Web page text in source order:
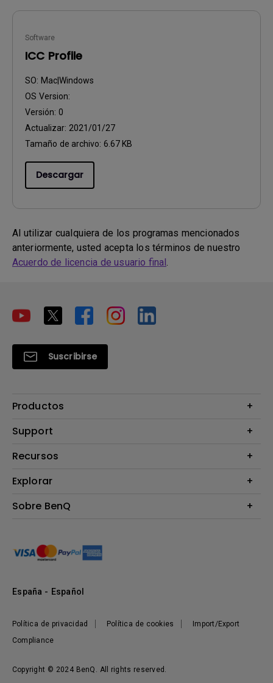
Software
ICC Profile
SO: Mac|Windows
OS Version:
Versión: 0
Actualizar: 2021/01/27
Tamaño de archivo: 6.67 KB
Descargar
Al utilizar cualquiera de los programas mencionados
anteriormente, usted acepta los términos de nuestro
Acuerdo de licencia de usuario final.
Suscribirse
Productos
Proyectores
Iluminación
Altavoz
Support
Contáctanos
Preguntas frecuentes sobre la tienda en línea de BenQ
Información de Devolución BenQ Shop
Recursos
Centros de información
Explorar
Embajadores de marca BenQ
Sobre BenQ
Responsabilidad social corporativa
Noticias
Copyright © 2024 BenQ. All rights reserved.
Política de privacidad Política de cookies
Import/Export
Compliance
España - Español